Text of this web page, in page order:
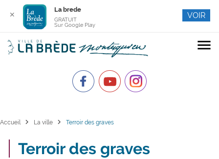
menu
Accueil chevron_right La ville chevron_right Terroir des graves
Terroir des graves
✕
La brede
GRATUIT
Sur Google Play
VOIR